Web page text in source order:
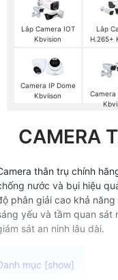
Lắp Camera IOT
Kbvision
Lắp
H.265+
Camera IP Dome
Kbviison
Camera
CAMERA
thân trụ chính
nước và bụi hiệu
phân giải cao khả
yếu và tầm quan sát
sát an ninh lâu dài.